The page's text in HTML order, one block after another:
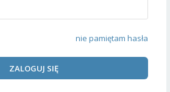
nie pamiętam hasła
ZALOGUJ SIĘ